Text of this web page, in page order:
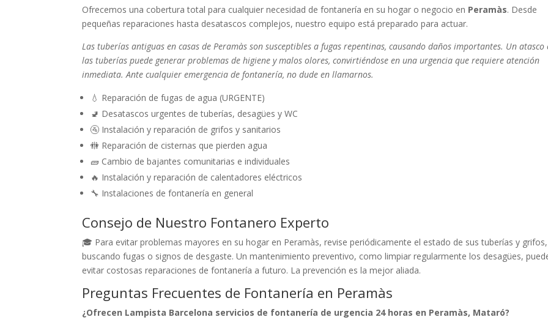
Ofrecemos una cobertura total para cualquier necesidad de fontanería en su hogar o negocio en Peramàs. Desde
pequeñas reparaciones hasta desatascos complejos, nuestro equipo está preparado para actuar.
Las tuberías antiguas en casas de Peramàs son susceptibles a fugas repentinas, causando daños importantes. Un atasco
las tuberías puede generar problemas de higiene y malos olores, convirtiéndose en una urgencia que requiere atención
inmediata. Ante cualquier emergencia de fontanería, no dude en llamarnos.
💧 Reparación de fugas de agua (URGENTE)
🚽 Desatascos urgentes de tuberías, desagües y WC
🚰 Instalación y reparación de grifos y sanitarios
🚻 Reparación de cisternas que pierden agua
🧱 Cambio de bajantes comunitarias e individuales
🔥 Instalación y reparación de calentadores eléctricos
🔧 Instalaciones de fontanería en general
Consejo de Nuestro Fontanero Experto
🎓 Para evitar problemas mayores en su hogar en Peramàs, revise periódicamente el estado de sus tuberías y grifos,
buscando fugas o signos de desgaste. Un mantenimiento preventivo, como limpiar regularmente los desagües,
evitar costosas reparaciones de fontanería a futuro. La prevención es la mejor aliada.
Preguntas Frecuentes de Fontanería en Peramàs
¿Ofrecen Lampista Barcelona servicios de fontanería de urgencia 24 horas en Peramàs, Mataró?